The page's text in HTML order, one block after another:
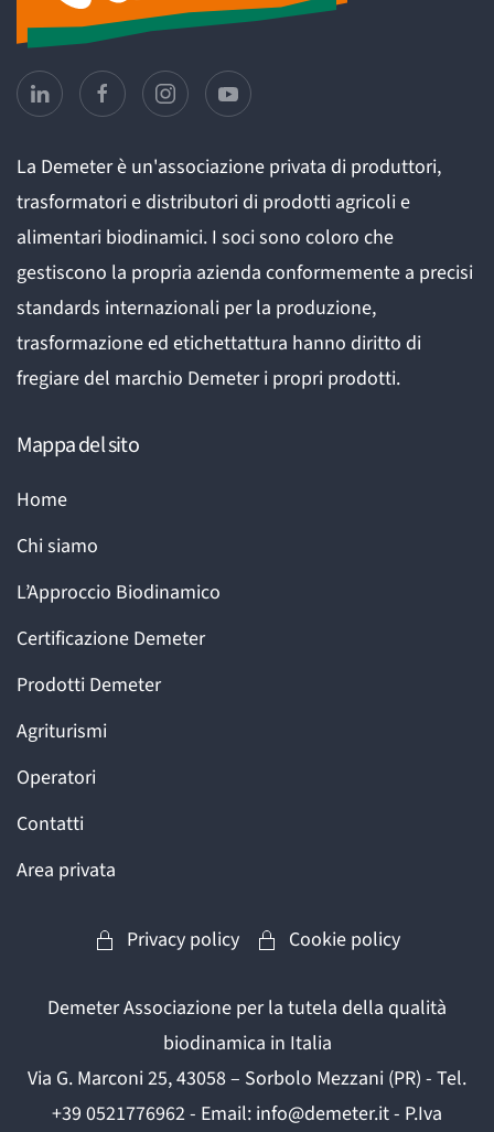
La Demeter è un'associazione privata di produttori,
trasformatori e distributori di prodotti agricoli e
alimentari biodinamici. I soci sono coloro che
gestiscono la propria azienda conformemente a precisi
standards internazionali per la produzione,
trasformazione ed etichettattura hanno diritto di
fregiare del marchio Demeter i propri prodotti.
Mappa del sito
Home
Chi siamo
L’Approccio Biodinamico
Certificazione Demeter
Prodotti Demeter
Agriturismi
Operatori
Contatti
Area privata
Privacy policy Cookie policy
Demeter Associazione per la tutela della qualità
biodinamica in Italia
Via G. Marconi 25, 43058 – Sorbolo Mezzani (PR) - Tel.
+39 0521776962 - Email: info@demeter.it - P.Iva